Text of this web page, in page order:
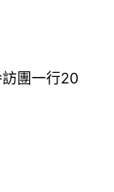
團一行20